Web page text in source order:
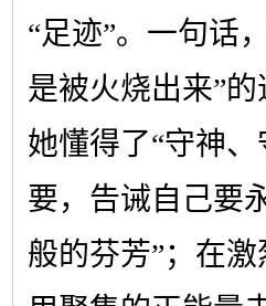
“足迹”。一句话
是被火烧出来”
她懂得了“守神
要，告诫自己要
般的芬芳”；在